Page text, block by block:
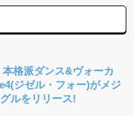
本格派ダンス&ヴォーカ
ジゼル・フォー)がメジ
ルをリリース!